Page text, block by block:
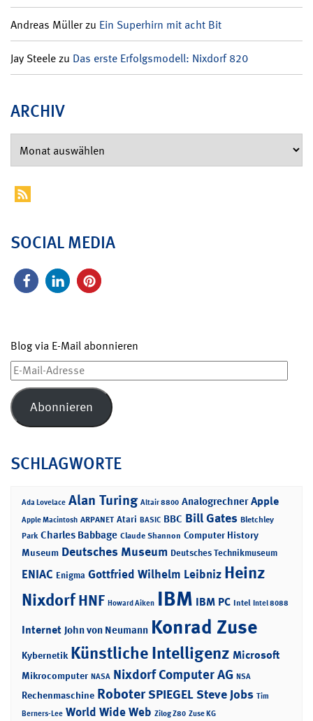
Andreas Müllerzu Ein Superhirn mit acht Bit
Jay Steelezu Das erste Erfolgsmodell: Nixdorf 820
ARCHIV
SOCIAL MEDIA
Blog via E-Mail abonnieren
E-
Mail-
Adresse
Abonnieren
SCHLAGWORTE
Ada Lovelace Alan Turing Altair 8800 Analogrechner Apple
Apple Macintosh ARPANET Atari BASIC BBC Bill Gates Bletchley
Park Charles Babbage Claude Shannon Computer History
Museum Deutsches Museum Deutsches Technikmuseum
ENIAC Enigma Gottfried Wilhelm Leibniz Heinz
NixdorfHNF Howard Aiken IBM IBM PC Intel Intel 8088
Internet John von Neumann Konrad Zuse
Kybernetik Künstliche Intelligenz Microsoft
Mikrocomputer NASA Nixdorf Computer AG NSA
Rechenmaschine RoboterSPIEGELSteve Jobs Tim
Berners-Lee World Wide Web Zilog Z80 Zuse KG